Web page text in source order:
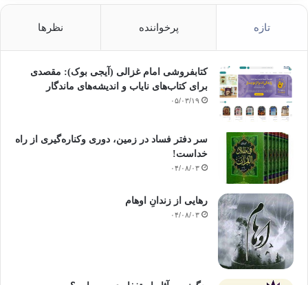
تازه پرخواننده نظرها
کتابفروشی امام غزالی (آیجی بوک): مقصدی
برای کتاب‌های نایاب و اندیشه‌های ماندگار
۰۵/۰۳/۱۹
سر دفتر فساد در زمین‌، دوری وکناره‌گیری از راه
خداست‌!
۰۴/۰۸/۰۳
رهایی از زندانِ اوهام
۰۴/۰۸/۰۳